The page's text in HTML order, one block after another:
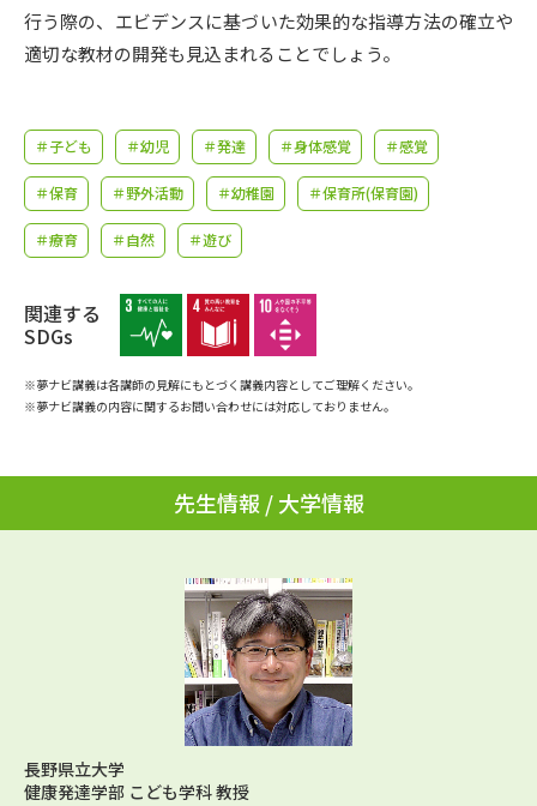
新生活お役立ちガイド
大学で学びたい学問発見
学問の教科書 夢ナビライブ
ユーザーサポート
Ｑ＆Ａ よくあるご質問 大学進学IDについて
資料の料金の
個人情報取扱規定
テレメール進学カタログ
訂正のご案内
行う際の、エビデンスに基づいた効果的な指導方法の確立や
適切な教材の開発も見込まれることでしょう。
＃子ども ＃幼児 ＃発達 ＃身体感覚 ＃感覚
＃保育 ＃野外活動 ＃幼稚園 ＃保育所(保育園)
＃療育 ＃自然 ＃遊び
関連する
SDGs
※夢ナビ講義は各講師の見解にもとづく講義内容としてご理解ください。
※夢ナビ講義の内容に関するお問い合わせには対応しておりません。
先生情報 / 大学情報
長野県立大学
健康発達学部 こども学科 教授